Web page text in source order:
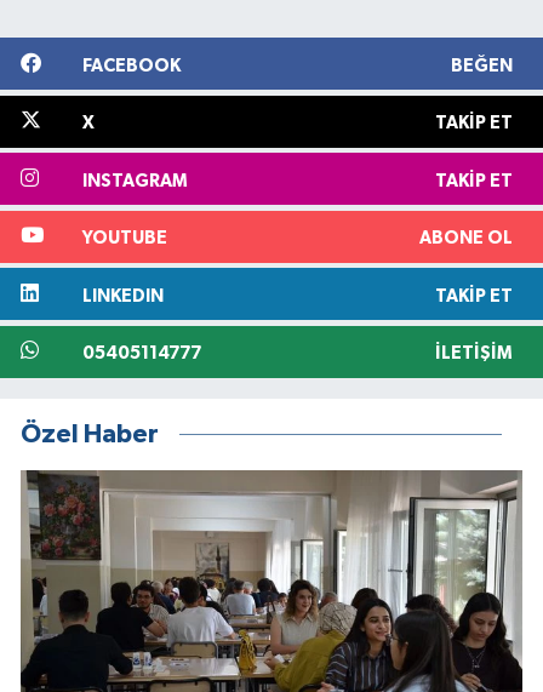
FACEBOOK BEĞEN
X TAKIP ET
INSTAGRAM TAKIP ET
YOUTUBE ABONE OL
LINKEDIN TAKIP ET
05405114777 İLETIŞIM
Özel Haber